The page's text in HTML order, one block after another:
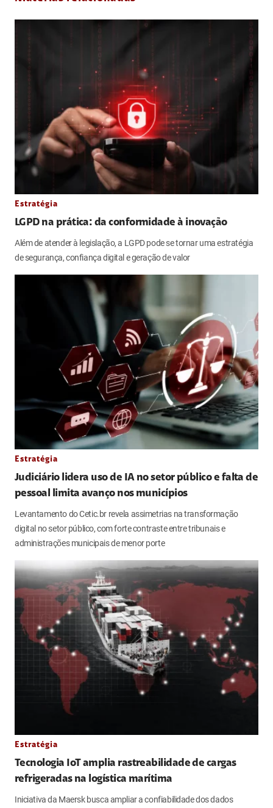
Estratégia
LGPD na prática: da conformidade à inovação
Além de atender à legislação, a LGPD pode se tornar uma estratégia
de segurança, confiança digital e geração de valor
Estratégia
Judiciário lidera uso de IA no setor público e falta de
pessoal limita avanço nos municípios
Levantamento do Cetic.br revela assimetrias na transformação
digital no setor público, com forte contraste entre tribunais e
administrações municipais de menor porte
Estratégia
Tecnologia IoT amplia rastreabilidade de cargas
refrigeradas na logística marítima
Iniciativa da Maersk busca ampliar a confiabilidade dos dados